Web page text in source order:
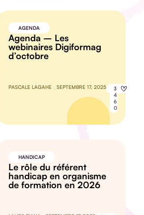
AGENDA
Agenda – Les
webinaires Digiformag
d’octobre
PASCALE LAGAHE SEPTEMBRE 17, 2025
3
4
6
0
HANDICAP
Le rôle du référent
handicap en organisme
de formation en 2026